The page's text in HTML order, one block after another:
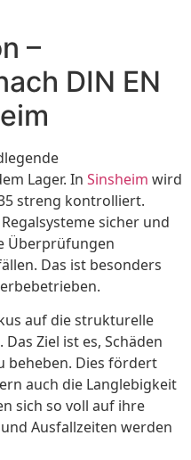
–
DIN EN
Lager. In Sinsheim wird
streng kontrolliert.
sicher und
Überprüfungen
Das ist besonders
auf die strukturelle
Ziel ist es, Schäden
beheben. Dies fördert
auch die Langlebigkeit
sich so voll auf ihre
Ausfallzeiten werden